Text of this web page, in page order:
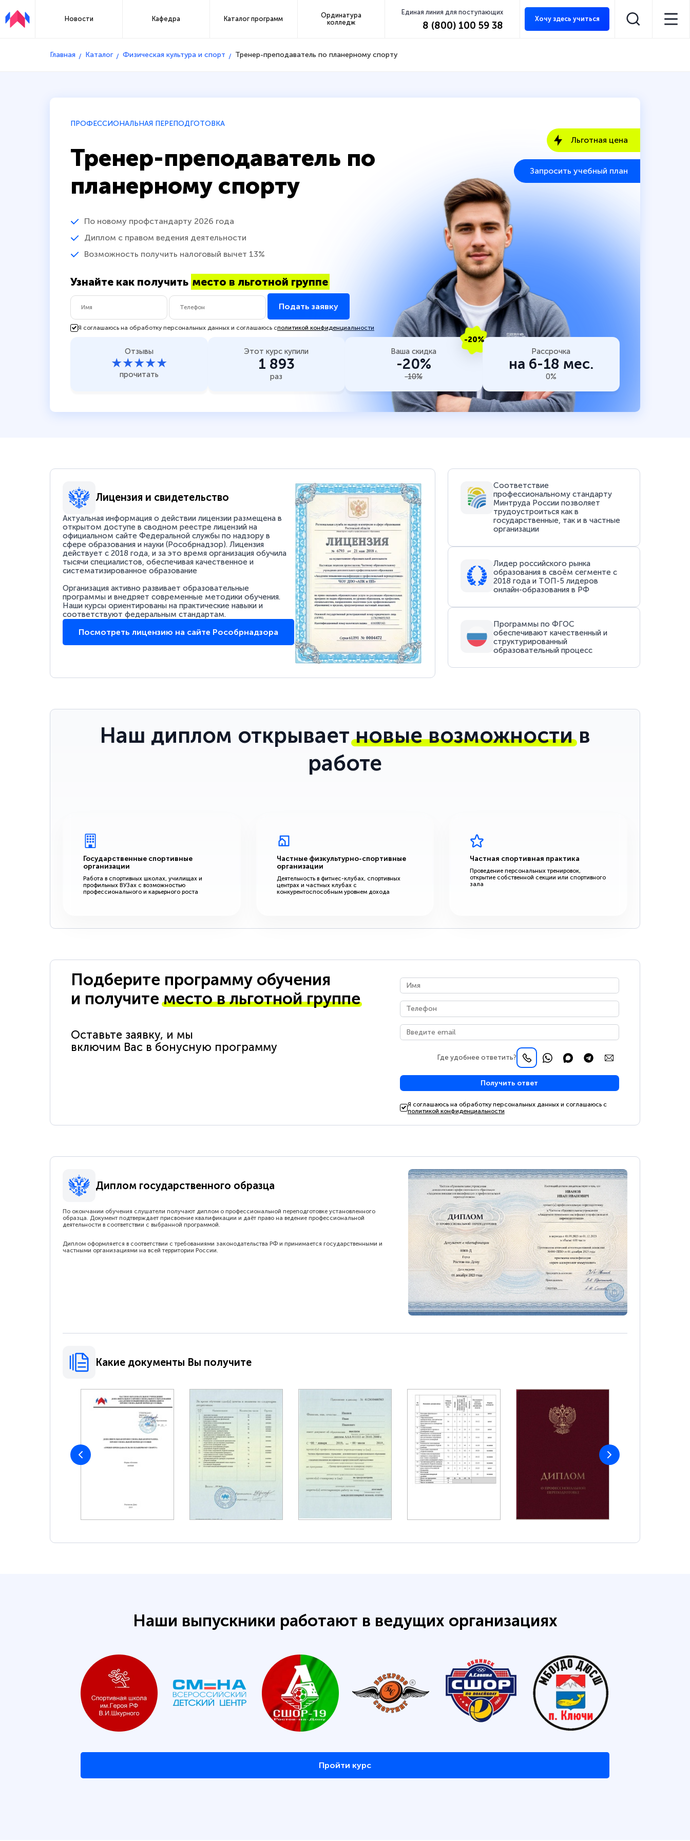
Новости Кафедра Каталог программ
Ординатура
колледж
Единая линия для поступающих
8 (800) 100 59 38
Хочу здесь учиться
Главная Каталог Физическая культура и спорт Тренер-преподаватель по планерному спорту
ПРОФЕССИОНАЛЬНАЯ ПЕРЕПОДГОТОВКА
Тренер-преподаватель по
планерному спорту
По новому профстандарту 2026 года
Диплом с правом ведения деятельности
Возможность получить налоговый вычет 13%
Узнайте как получить место в льготной группе
Подать заявку
Я соглашаюсь на обработку персональных данных и соглашаюсь сполитикой конфиденциальности
Льготная цена
Запросить учебный план
Отзывы
★★★★★
прочитать
Этот курс купили
1 893
раз
-20%
Ваша скидка
-20%
-10%
Рассрочка
на 6-18 мес.
0%
Лицензия и свидетельство
Актуальная информация о действии лицензии размещена в
открытом доступе в сводном реестре лицензий на
официальном сайте Федеральной службы по надзору в
сфере образования и науки (Рособрнадзор). Лицензия
действует с 2018 года, и за это время организация обучила
тысячи специалистов, обеспечивая качественное и
систематизированное образование
Организация активно развивает образовательные
программы и внедряет современные методики обучения.
Наши курсы ориентированы на практические навыки и
соответствуют федеральным стандартам.
Посмотреть лицензию на сайте Рособрнадзора
Соответствие
профессиональному стандарту
Минтруда России позволяет
трудоустроиться как в
государственные, так и в частные
организации
Лидер российского рынка
образования в своём сегменте с
2018 года и ТОП-5 лидеров
онлайн-образования в РФ
Программы по ФГОС
обеспечивают качественный и
структурированный
образовательный процесс
Наш диплом открываетновые возможностив
работе
Государственные спортивные
организации
Работа в спортивных школах, училищах и
профильных ВУЗах с возможностью
профессионального и карьерного роста
Частные физкультурно-спортивные
организации
Деятельность в фитнес-клубах, спортивных
центрах и частных клубах с
конкурентоспособным уровнем дохода
Частная спортивная практика
Проведение персональных тренировок,
открытие собственной секции или спортивного
зала
Подберите программу обучения
и получитеместо в льготной группе
Оставьте заявку, и мы
включим Вас в бонусную программу
Где удобнее ответить?
Получить ответ
Я соглашаюсь на обработку персональных данных и соглашаюсь с
политикой конфиденциальности
Диплом государственного образца
По окончании обучения слушатели получают диплом о профессиональной переподготовке установленного
образца. Документ подтверждает присвоение квалификации и даёт право на ведение профессиональной
деятельности в соответствии с выбранной программой.
Диплом оформляется в соответствии с требованиями законодательства РФ и принимается государственными и
частными организациями на всей территории России.
Какие документы Вы получите
Наши выпускники работают в ведущих организациях
Пройти курс